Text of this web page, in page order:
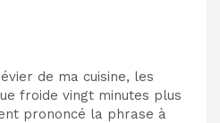
de ma cuisine, les
froide vingt minutes plus
prononcé la phrase à